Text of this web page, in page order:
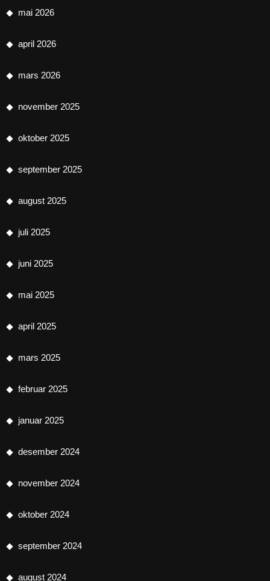
mai 2026
april 2026
mars 2026
november 2025
oktober 2025
september 2025
august 2025
juli 2025
juni 2025
mai 2025
april 2025
mars 2025
februar 2025
januar 2025
desember 2024
november 2024
oktober 2024
september 2024
august 2024